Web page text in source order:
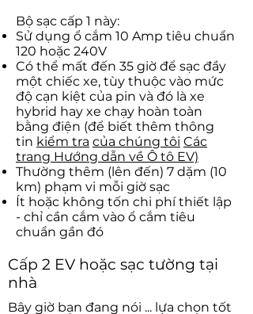
Bộ sạc cấp 1 này:
Sử dụng ổ cắm 10 Amp tiêu chuẩn
120 hoặc 240V
Có thể mất đến 35 giờ để sạc đầy
một chiếc xe, tùy thuộc vào mức
độ cạn kiệt của pin và đó là xe
hybrid hay xe chạy hoàn toàn
bằng điện (để biết thêm thông
tin kiểm tra của chúng tôi Các
trang Hướng dẫn về Ô tô EV)
Thường thêm (lên đến) 7 dặm (10
km) phạm vi mỗi giờ sạc
Ít hoặc không tốn chi phí thiết lập
- chỉ cần cắm vào ổ cắm tiêu
chuẩn gần đó
Cấp 2 EV hoặc sạc tường tại
nhà
Bây giờ bạn đang nói ... lựa chọn tốt